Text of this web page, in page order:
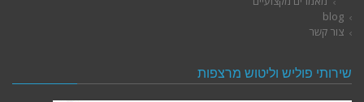
blog
צור קשר
שירותי פוליש וליטוש מרצפות